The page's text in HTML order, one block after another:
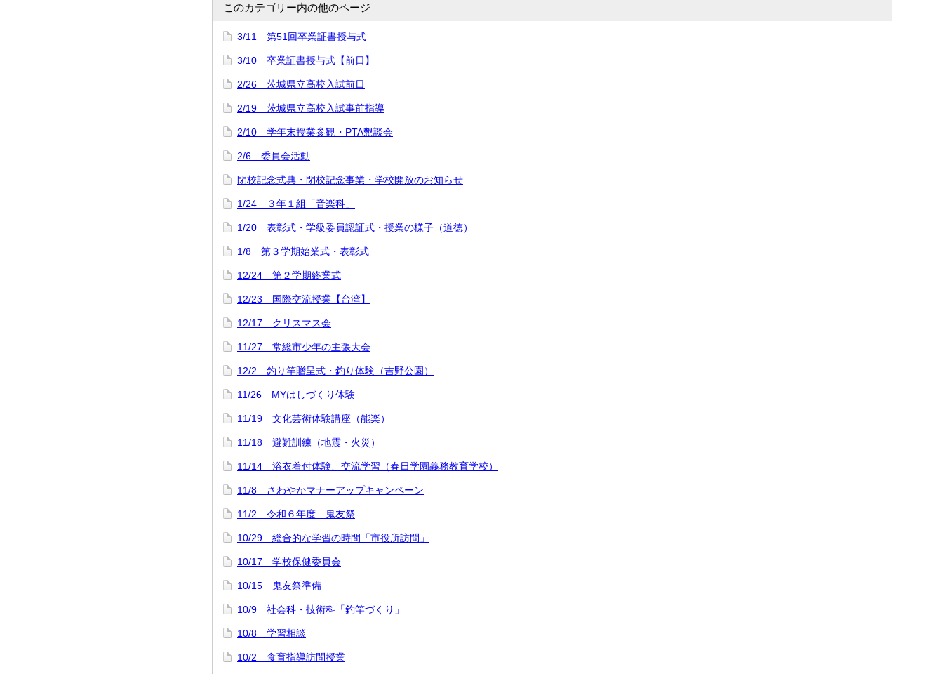
このカテゴリー内の他のページ
3/11 第51回卒業証書授与式
3/10 卒業証書授与式【前日】
2/26 茨城県立高校入試前日
2/19 茨城県立高校入試事前指導
2/10 学年末授業参観・PTA懇談会
2/6 委員会活動
閉校記念式典・閉校記念事業・学校開放のお知らせ
1/24 ３年１組「音楽科」
1/20 表彰式・学級委員認証式・授業の様子（道徳）
1/8 第３学期始業式・表彰式
12/24 第２学期終業式
12/23 国際交流授業【台湾】
12/17 クリスマス会
11/27 常総市少年の主張大会
12/2 釣り竿贈呈式・釣り体験（吉野公園）
11/26 MYはしづくり体験
11/19 文化芸術体験講座（能楽）
11/18 避難訓練（地震・火災）
11/14 浴衣着付体験、交流学習（春日学園義務教育学校）
11/8 さわやかマナーアップキャンペーン
11/2 令和６年度 鬼友祭
10/29 総合的な学習の時間「市役所訪問」
10/17 学校保健委員会
10/15 鬼友祭準備
10/9 社会科・技術科「釣竿づくり」
10/8 学習相談
10/2 食育指導訪問授業